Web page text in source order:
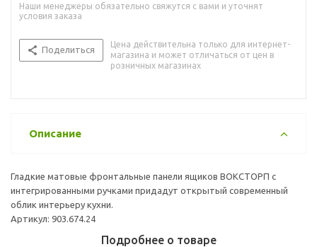
Наши менеджеры обязательно свяжутся с вами и уточнят
условия заказа
Поделиться
Цена действительна только для интернет-
магазина и может отличаться от цен в
розничных магазинах
Описание
Гладкие матовые фронтальные панели ящиков ВОКСТОРП с
интегрированными ручками придадут открытый современный
облик интерьеру кухни.
Артикул: 903.674.24
Подробнее о товаре